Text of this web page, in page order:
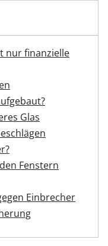
nur finanzielle
Glas
Fenstern
Einbrecher